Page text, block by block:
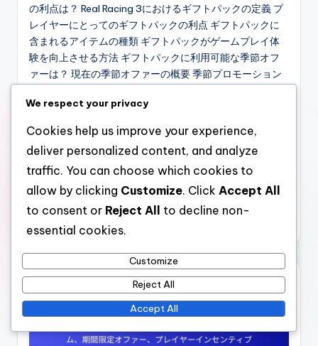
の利点は？ Real Racing 3におけるギフトパックの定義 プ
レイヤーにとってのギフトパックの利点 ギフトパックに
含まれるアイテムの種類 ギフトパックがゲームプレイ体
験を向上させる方法 ギフトパックに利用可能な季節オフ
ァーは？ 現在の季節オファーの概要 季節プロモーション
テム 季節オファーにアクセスする方法 ギフトパックに含
まれる独占的なコンテンツは？ ギフトパックで入手可能
なユニークな車両 独占的なアップグレードと強化 他では
入手できない期間限定アイテム 独占的なコンテンツがゲ
ームプレイに与える影響 プレイヤーはどのようにギフト
パックイベントに参加できるか？ ギフトパックに関連す
るイベントの種類…
Posted
ジェナ・ブレイク 19/02/2026
We respect your privacy
Cookies help us improve your experience,
deliver personalized content, and analyze
traffic. You can choose which cookies to
allow by clicking Customize. Click Accept All
to consent or Reject All
to decline non-
essential cookies.
Customize
Reject All
Accept All